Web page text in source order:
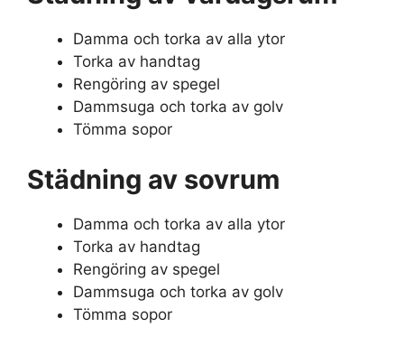
Damma och torka av alla ytor
Torka av handtag
Rengöring av spegel
Dammsuga och torka av golv
Tömma sopor
Städning av sovrum
Damma och torka av alla ytor
Torka av handtag
Rengöring av spegel
Dammsuga och torka av golv
Tömma sopor